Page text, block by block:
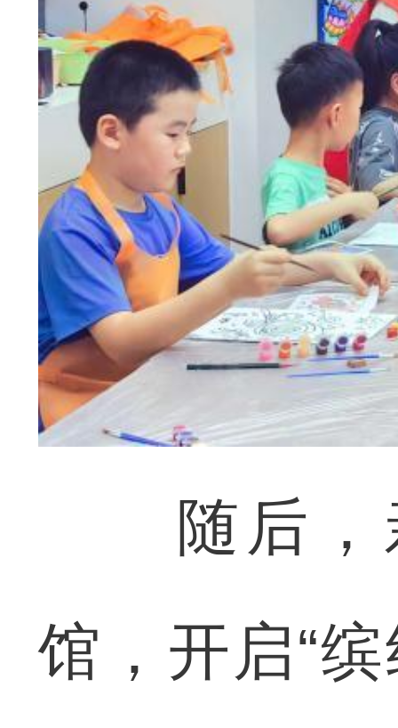
随后，亲
馆，开启“